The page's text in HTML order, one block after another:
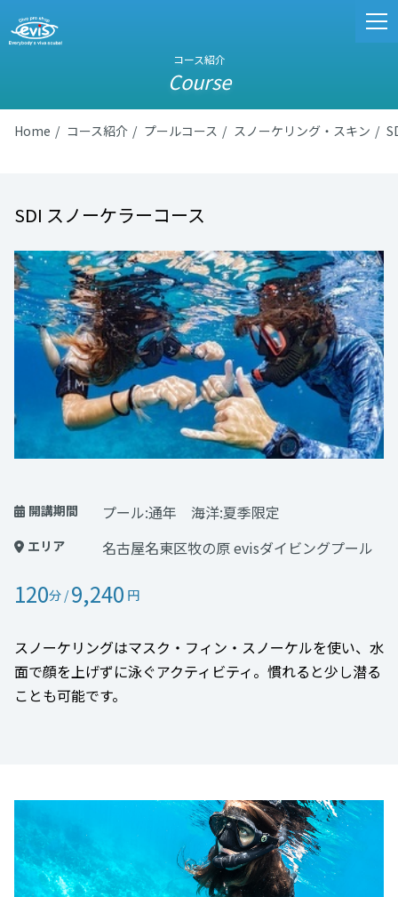
コース紹介
Course
Home コース紹介 プールコース スノーケリング・スキン
SDI スノーケラーコース
開講期間 プール:通年 海洋:夏季限定
エリア 名古屋名東区牧の原 evisダイビングプール
120分 /9,240 円
スノーケリングはマスク・フィン・スノーケルを使い、水
面で顔を上げずに泳ぐアクティビティ。慣れると少し潜る
ことも可能です。